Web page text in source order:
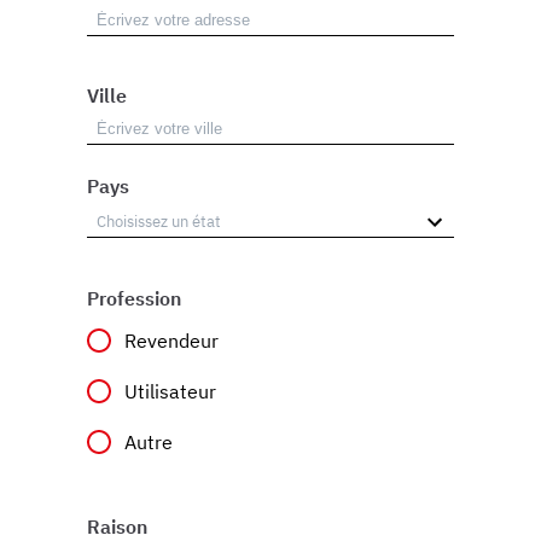
Ville
Pays
Profession
Revendeur
Utilisateur
Autre
Raison